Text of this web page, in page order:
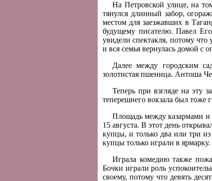
На Петровской улице, на
тянулся длинный забор,
местом для заезжавших в
будущему писателю. Павел
увидели спектакля, потому
и вся семья вернулась домой
Далее между городским
золотистая пшеница. Антоша
Теперь при взгляде на эту
теперешнего вокзала был тоже
Площадь между казармами и
15 августа. В этот день
купцы, и только два или три
купцы только играли в ярмарку.
Играла комедию также
Бочки играли роль
своему, потому что девять